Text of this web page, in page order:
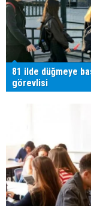
81 ilde düğmeye
görevlisi